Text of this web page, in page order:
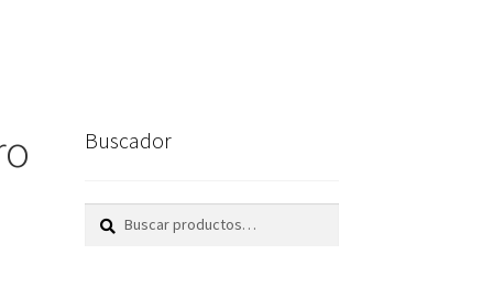
Buscador
Buscar
Buscar